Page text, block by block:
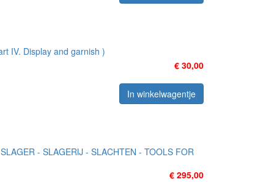
IV. Display and garnish )
€ 30,00
In winkelwagentje
- SLAGERIJ - SLACHTEN - TOOLS FOR
€ 295,00